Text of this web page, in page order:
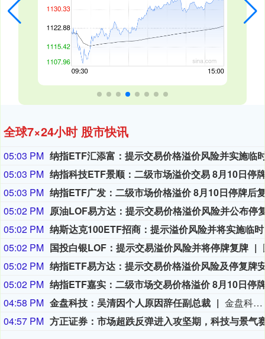
全球7×24小时 股市快讯
05:03 PM
05:03 PM
05:03 PM
05:02 PM
05:02 PM
纳斯
05:02 PM 国投白银LOF：提示交易溢价风险并将停牌复牌
05:02 PM
05:02 PM
04:58 PM 金盘科技：吴清因个人原因辞任副总裁
金盘科技8月9日公告，公司董事会于2026年8月7日收到副总裁吴清的辞职报告，吴清因个人原因申请辞去公司副总裁职务，辞职报告自送达公司董事会之日起生效，吴清仍在公司担任其他职务。
04:57 PM